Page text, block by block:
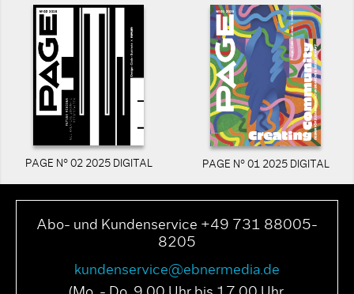
PAGE N° 02 2025 DIGITAL PAGE N° 01 2025 DIGITAL
Abo- und Kundenservice +49 731 88005-
8205
kundenservice@ebnermedia.de